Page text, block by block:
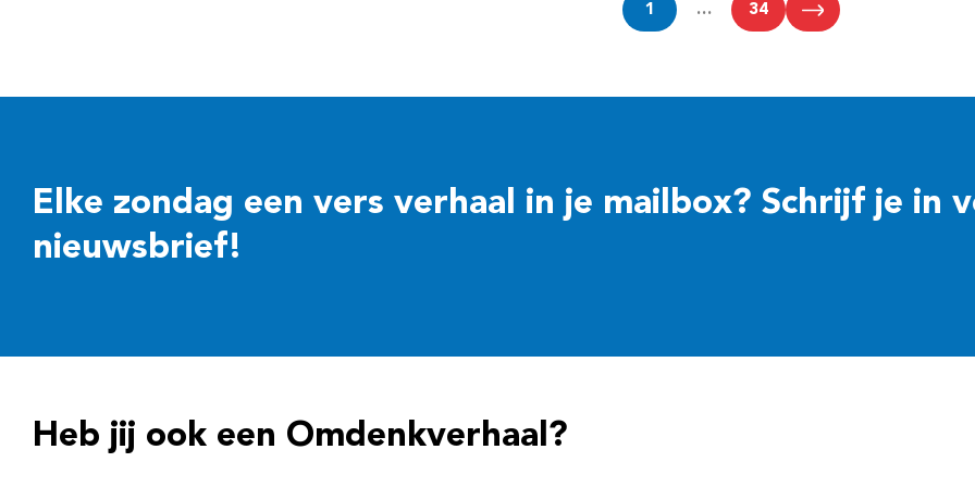
1 … 34
Elke zondag een vers verhaal in je mailbox? Schrijf je in
nieuwsbrief!
Heb jij ook een Omdenkverhaal?